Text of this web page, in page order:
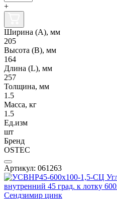
+
Ширина (А), мм
205
Высота (В), мм
164
Длина (L), мм
257
Толщина, мм
1.5
Масса, кг
1.5
Ед.изм
шт
Бренд
OSTEC
Артикул: 061263